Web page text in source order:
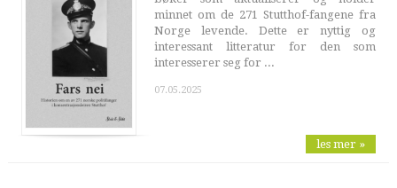
minnet om de 271 Stutthof-fangene fra
Norge levende. Dette er nyttig og
interessant litteratur for den som
interesserer seg for ...
07.05.2025
les mer »